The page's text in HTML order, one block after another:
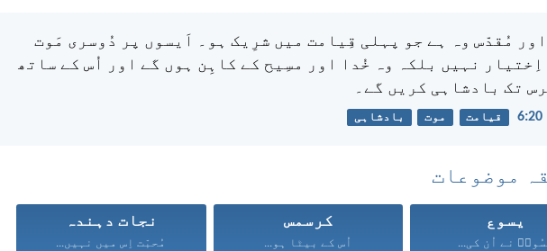
مُقدّس وہ ہے جو پہلی قِیامت میں شرِیک ہو۔ اَیسوں پر دُوسری مَوت
اِختیار نہیں بلکہ وہ خُدا اور مسِیح کے کاہِن ہوں گے اور اُس کے ساتھ
تک بادشاہی کریں گے۔
قیامت موت بادشاہی
موضوعات
یسوع
نے اُن کی...
کرسمس
اُس کے بیٹا ہو...
نجات دہندہ
مُحبّت اِس میں نہیں...